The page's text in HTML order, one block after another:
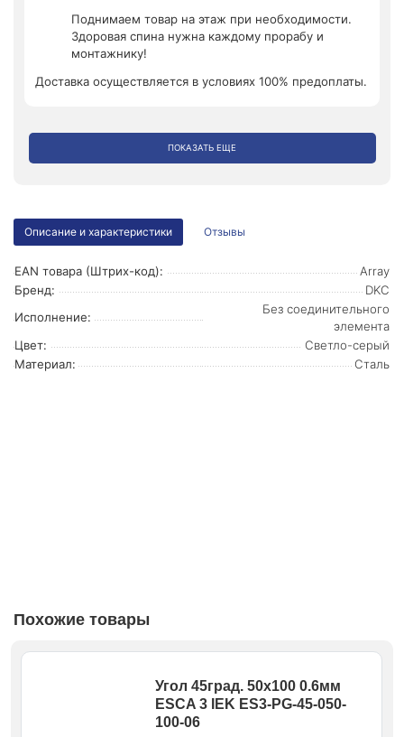
Поднимаем товар на этаж при необходимости.
Здоровая спина нужна каждому прорабу и
монтажнику!
Доставка осуществляется в условиях 100% предоплаты.
ПОКАЗАТЬ ЕЩЕ
Описание и характеристики Отзывы
EAN товара (Штрих-код):
Array
Бренд:
DKC
Исполнение:
Без соединительного
элемента
Цвет:
Светло-серый
Материал:
Сталь
Похожие товары
Угол 45град. 50х100 0.6мм
ESCA 3 IEK ES3-PG-45-050-
100-06